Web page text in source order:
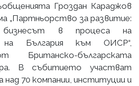
Гроздан Караджов
„Партньорство за развитие:
в процеса на
на България към ОИСР“,
Британско-българската
В събитието участват
над 70 компании, институции и